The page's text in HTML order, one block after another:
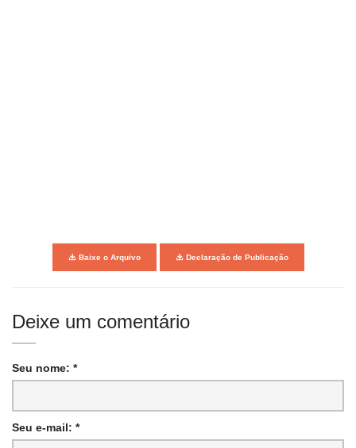
Baixe o Arquivo Declaração de Publicação
Deixe um comentário
Seu nome: *
Seu e-mail: *